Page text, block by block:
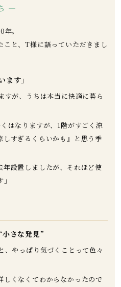
—
。
こと、T様に語っていただきまし
す」
すが、うちは本当に快適に暮ら
はなりますが、1階がすごく涼
しすぎるくらいかも』と思う季
設置しましたが、それほど使
さな発見”
、やっぱり気づくことって色々
くなくてわからなかったので